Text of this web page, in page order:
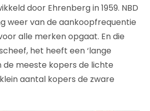
door Ehrenberg in 1959. NBD
weer van de aankoopfrequentie
alle merken opgaat. En die
het heeft een ‘lange
de meeste kopers de lichte
aantal kopers de zware